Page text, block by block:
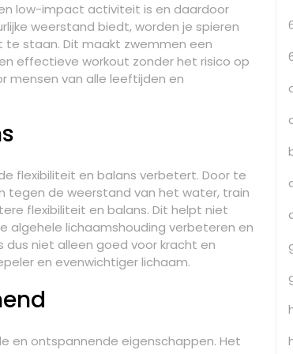
low-impact activiteit is en daardoor
weerstand biedt, worden je spieren
te staan. Dit maakt zwemmen een
effectieve workout zonder het risico op
mensen van alle leeftijden en
flexibiliteit en balans verbetert. Door te
tegen de weerstand van het water, train
flexibiliteit en balans. Dit helpt niet
algehele lichaamshouding verbeteren en
niet alleen goed voor kracht en
en evenwichtiger lichaam.
en ontspannende eigenschappen. Het